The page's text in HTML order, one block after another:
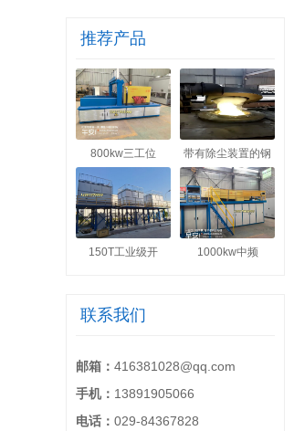
推荐产品
800kw三工位 带有除尘装置的钢
150T工业级开 1000kw中频
联系我们
邮箱： 416381028@qq.com
手机： 13891905066
电话： 029-84367828